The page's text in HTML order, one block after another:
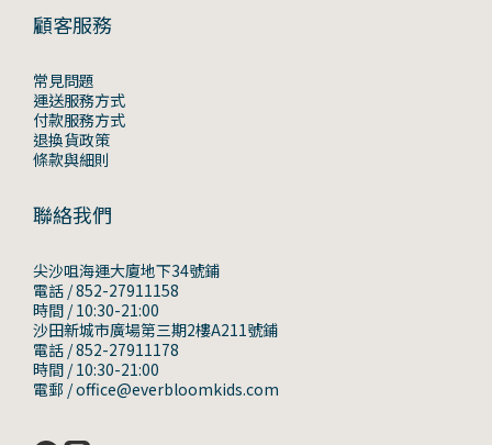
顧客服務
常見問題
運送服務方式
付款服務方式
退換貨政策
條款與細則
聯絡我們
尖沙咀海運大廈地下34號鋪
電話 / 852-27911158
時間 / 10:30-21:00
沙田新城市廣場第三期2樓A211號鋪
電話 / 852-27911178
時間 / 10:30-21:00
電郵 / office@everbloomkids.com